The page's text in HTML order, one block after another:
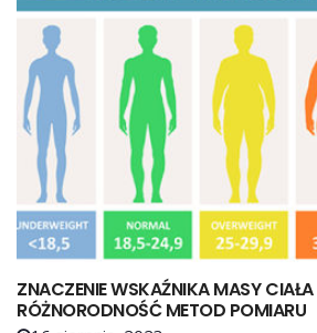
ZNACZENIE WSKAŹNIKA MASY
RÓŻNORODNOŚĆ METOD POMIARU